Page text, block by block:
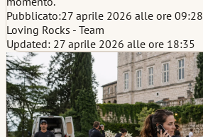
Pubblicato:27 aprile 2026 alle ore 09:28
Loving Rocks - Team
Updated: 27 aprile 2026 alle ore 18:35